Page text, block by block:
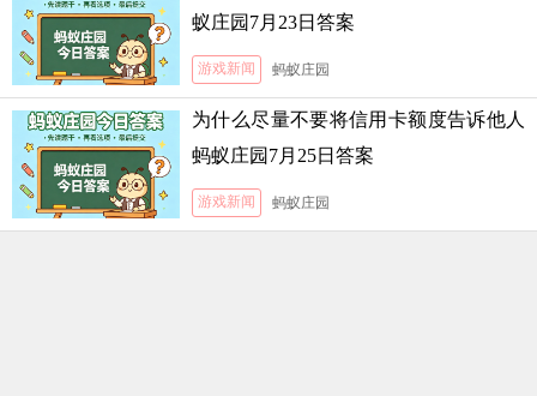
蚁庄园7月23日答案
游戏新闻 蚂蚁庄园
为什么尽量不要将信用卡额度告诉他人
蚂蚁庄园7月25日答案
游戏新闻 蚂蚁庄园